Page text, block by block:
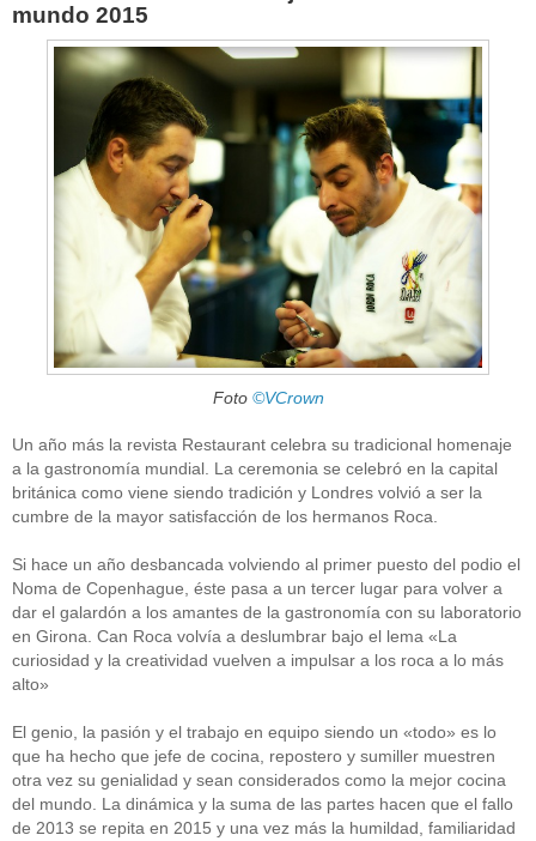
mundo 2015
Foto ©VCrown
Un año más la revista Restaurant celebra su tradicional homenaje
a la gastronomía mundial. La ceremonia se celebró en la capital
británica como viene siendo tradición y Londres volvió a ser la
cumbre de la mayor satisfacción de los hermanos Roca.
Si hace un año desbancada volviendo al primer puesto del podio el
Noma de Copenhague, éste pasa a un tercer lugar para volver a
dar el galardón a los amantes de la gastronomía con su laboratorio
en Girona. Can Roca volvía a deslumbrar bajo el lema «La
curiosidad y la creatividad vuelven a impulsar a los roca a lo más
alto»
El genio, la pasión y el trabajo en equipo siendo un «todo» es lo
que ha hecho que jefe de cocina, repostero y sumiller muestren
otra vez su genialidad y sean considerados como la mejor cocina
del mundo. La dinámica y la suma de las partes hacen que el fallo
de 2013 se repita en 2015 y una vez más la humildad, familiaridad